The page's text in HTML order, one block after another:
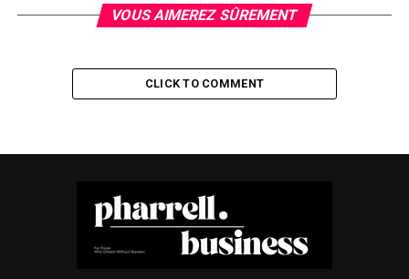
VOUS AIMEREZ SÛREMENT
CLICK TO COMMENT